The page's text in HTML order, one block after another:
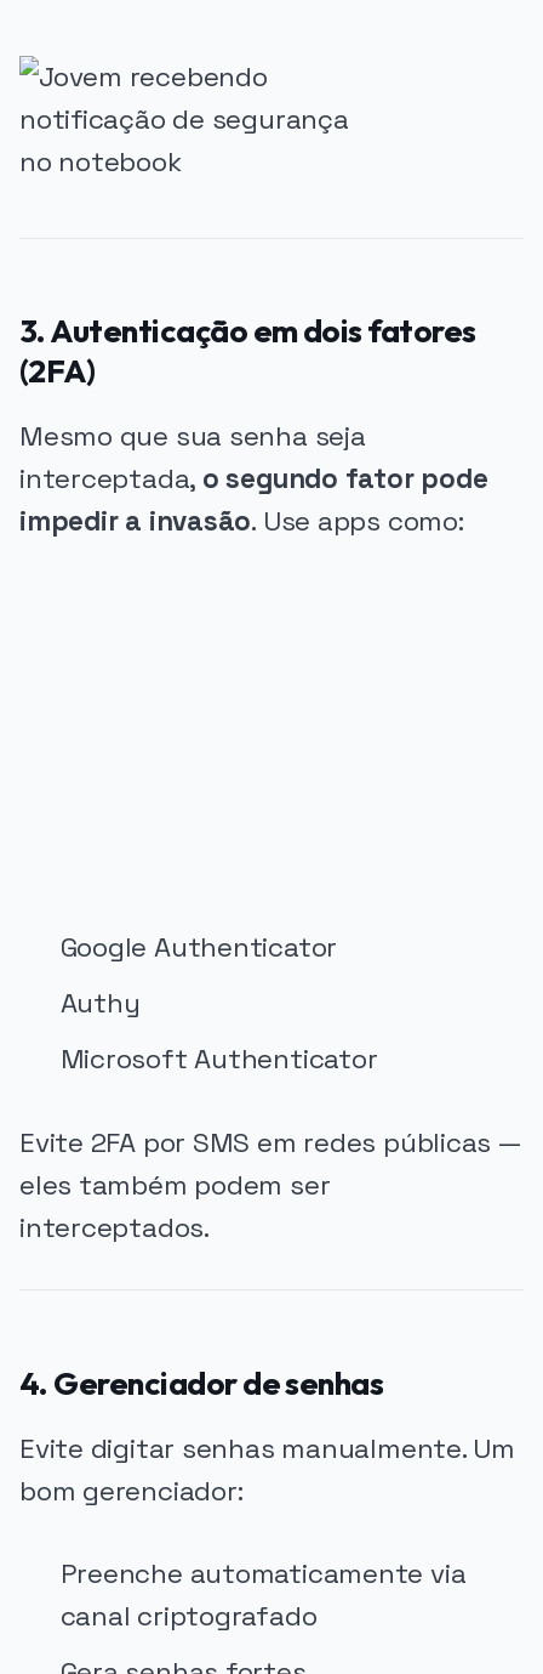
3. Autenticação em dois fatores
(2FA)
Mesmo que sua senha seja
interceptada, o segundo fator pode
impedir a invasão. Use apps como:
Google Authenticator
Authy
Microsoft Authenticator
Evite 2FA por SMS em redes públicas —
eles também podem ser
interceptados.
4. Gerenciador de senhas
Evite digitar senhas manualmente. Um
bom gerenciador:
Preenche automaticamente via
canal criptografado